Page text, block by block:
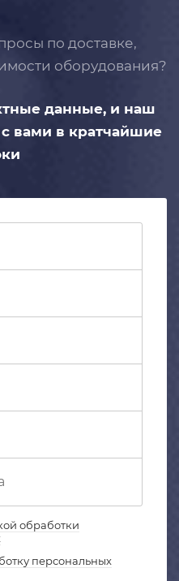
по доставке,
оборудования?
данные, и наш
вами в кратчайшие
обработки
персональных